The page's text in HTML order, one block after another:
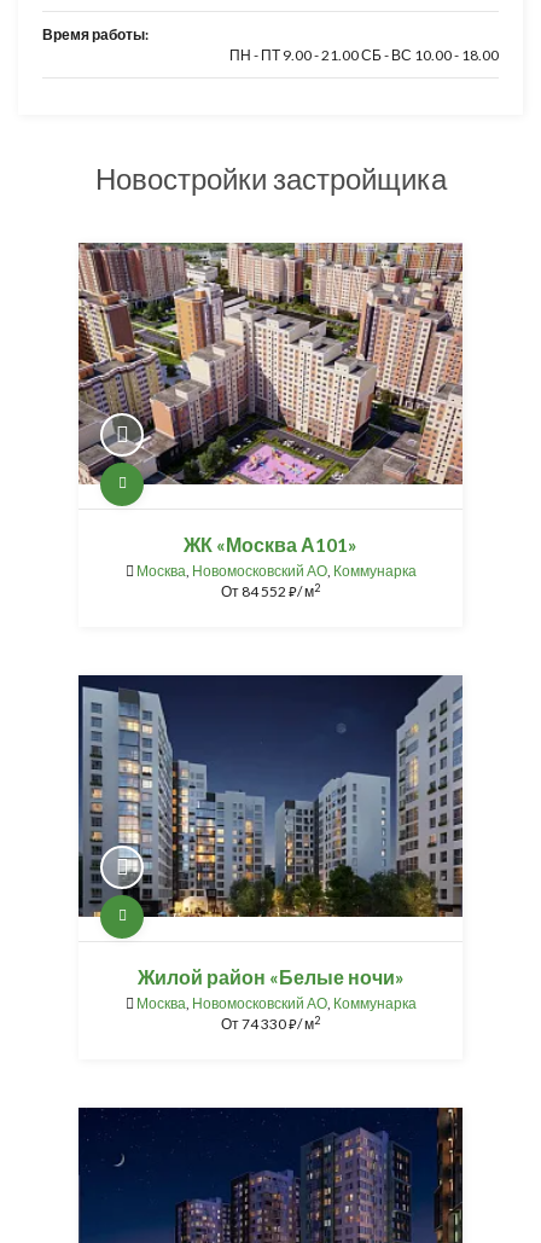
Время работы:
ПН - ПТ 9.00 - 21.00 СБ - ВС 10.00 - 18.00
Новостройки застройщика
ЖК «Москва А101»
Москва, Новомосковский АО, Коммунарка
От 84 552 ⃏/ м2
Жилой район «Белые ночи»
Москва, Новомосковский АО, Коммунарка
От74 330⃏/ м2